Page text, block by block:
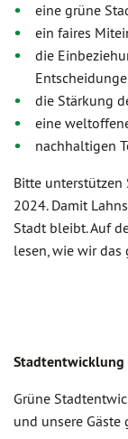
eine grüne
ein faires
die
die Stärkung
eine
nachhaltigen
Bitte unterstützen
2024. Damit
Stadt bleibt. Auf
lesen, wie wir
Stadtentwicklung
Grüne
und unsere Gäste